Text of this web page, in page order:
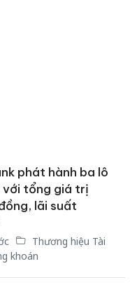
phát hành ba lô
với tổng giá trị
lãi suất
Thương hiệu Tài
khoán